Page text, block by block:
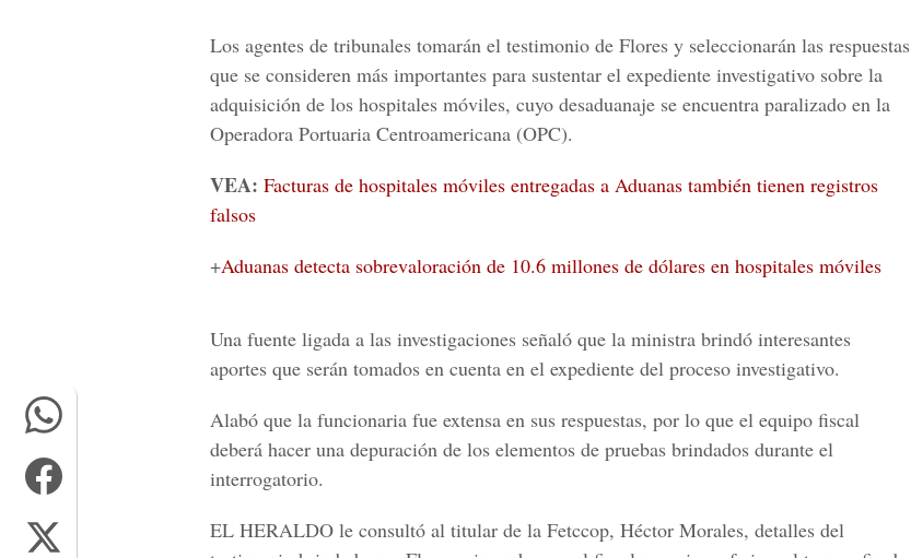
Los agentes de tribunales tomarán el testimonio de Flores y seleccionarán las respuestas
que se consideren más importantes para sustentar el expediente investigativo sobre la
adquisición de los hospitales móviles, cuyo desaduanaje se encuentra paralizado en la
Operadora Portuaria Centroamericana (OPC).
VEA: Facturas de hospitales móviles entregadas a Aduanas también tienen registros
falsos
+Aduanas detecta sobrevaloración de 10.6 millones de dólares en hospitales móviles
Una fuente ligada a las investigaciones señaló que la ministra brindó interesantes
aportes que serán tomados en cuenta en el expediente del proceso investigativo.
Alabó que la funcionaria fue extensa en sus respuestas, por lo que el equipo fiscal
deberá hacer una depuración de los elementos de pruebas brindados durante el
interrogatorio.
EL HERALDO le consultó al titular de la Fetccop, Héctor Morales, detalles del